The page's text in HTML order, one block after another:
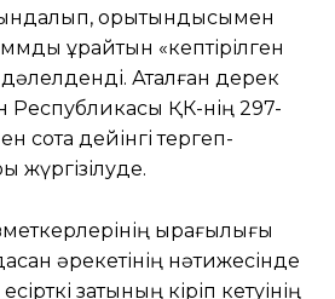
қорытындысымен
құрайтын «кептірілген
Аталған дерек
Республикасы ҚК-нің 297-
сотқа дейінгі тергеп-
жүргізілуде.
қырағылығы
әрекетінің нәтижесінде
затының кіріп кетуінің